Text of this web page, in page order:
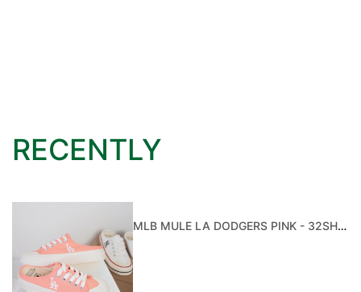
RECENTLY
MLB MULE LA DODGERS PINK - 32SHS1111-07P